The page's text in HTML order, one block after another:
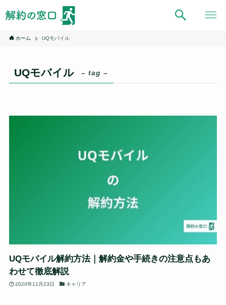
ホーム UQモバイル
UQモバイル – tag –
UQモバイル解約方法｜解約金や手続きの注意点もあ
わせて徹底解説
2020年11月23日 キャリア